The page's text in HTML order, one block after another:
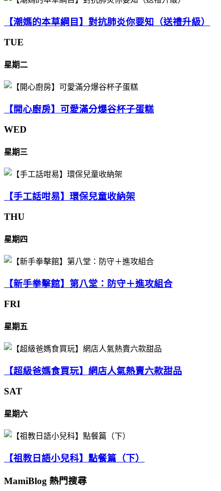
【潮媽的本草綱目】對抗肺炎你要知（送禮升級）
TUE
星期二
【開心廚房】可愛滿分爆谷杯子蛋糕
WED
星期三
【手工話咁易】環保兒童收納架
THU
星期四
【新手拳擊館】第八堂：防守＋進攻組合
FRI
星期五
【超級爸媽食買玩】網店人氣熱賣六款甜品
SAT
星期六
【祖教日語小兒科】點餐篇（下）
MamiBlog 熱門搜尋